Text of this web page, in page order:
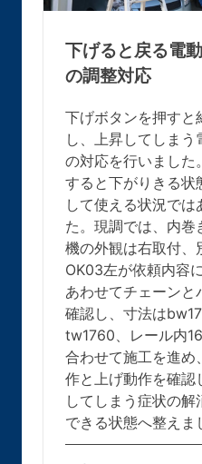
下げると戻る電
の調整対応
下げボタンを押す
し、上昇してしま
の対応を行いました
すると下がりきる状
して使える状況では
た。現調では、内巻
機の外観は右取付、
OK03左が依頼内容
あわせてチェーンと
確認し、寸法は
tw1760、レール内
合わせて施工を進め
作と上げ動作を確認
してしまう症状の
できる状態へ整えま